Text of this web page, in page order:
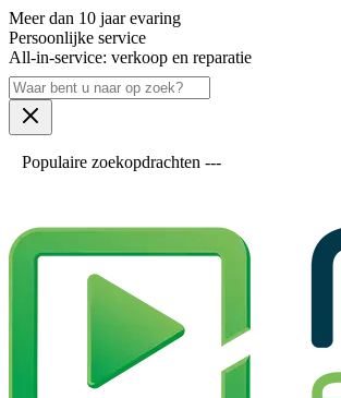
Meer dan 10 jaar evaring
Persoonlijke service
All-in-service: verkoop en reparatie
Populaire zoekopdrachten ---